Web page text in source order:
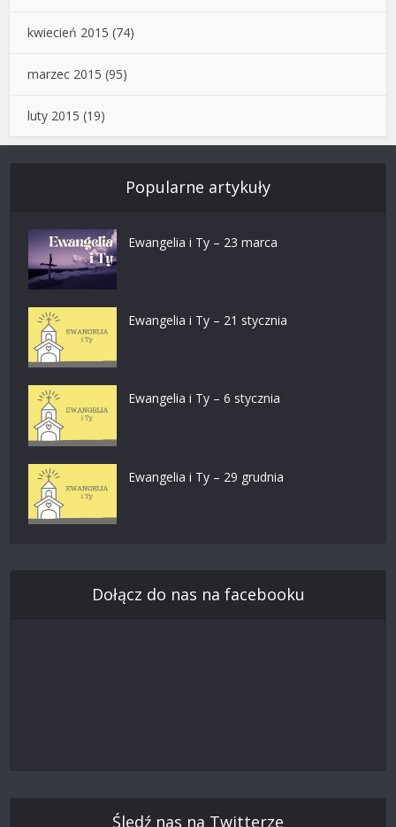
kwiecień 2015 (74)
marzec 2015 (95)
luty 2015 (19)
Popularne artykuły
Ewangelia i Ty – 23 marca
Ewangelia i Ty – 21 stycznia
Ewangelia i Ty – 6 stycznia
Ewangelia i Ty – 29 grudnia
Dołącz do nas na facebooku
Śledź nas na Twitterze